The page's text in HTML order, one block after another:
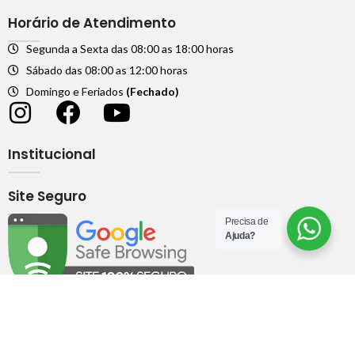
Horário de Atendimento
Segunda a Sexta das 08:00 as 18:00 horas
Sábado das 08:00 as 12:00 horas
Domingo e Feriados (Fechado)
Institucional
Site Seguro
Precisa de
Ajuda?